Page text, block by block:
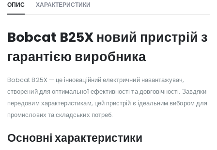
ОПИС ХАРАКТЕРИСТИКИ
Bobcat B25X новий пристрій з
гарантією виробника
Bobcat B25X — це інноваційний електричний навантажувач,
створений для оптимальної ефективності та довговічності. Завдяки
передовим характеристикам, цей пристрій є ідеальним вибором для
промислових та складських потреб.
Основні характеристики